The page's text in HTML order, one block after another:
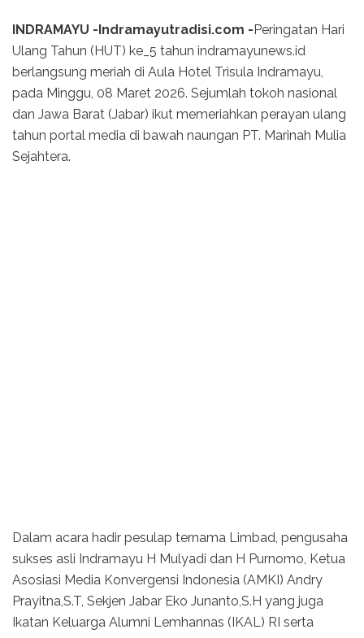
INDRAMAYU -Indramayutradisi.com -Peringatan Hari
Ulang Tahun (HUT) ke_5 tahun indramayunews.id
berlangsung meriah di Aula Hotel Trisula Indramayu,
pada Minggu, 08 Maret 2026. Sejumlah tokoh nasional
dan Jawa Barat (Jabar) ikut memeriahkan perayan ulang
tahun portal media di bawah naungan PT. Marinah Mulia
Sejahtera.
Dalam acara hadir pesulap ternama Limbad, pengusaha
sukses asli Indramayu H Mulyadi dan H Purnomo, Ketua
Asosiasi Media Konvergensi Indonesia (AMKI) Andry
Prayitna,S.T, Sekjen Jabar Eko Junanto,S.H yang juga
Ikatan Keluarga Alumni Lemhannas (IKAL) RI serta